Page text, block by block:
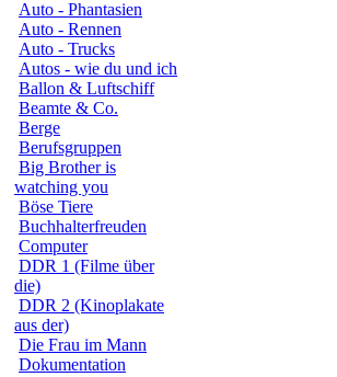
Auto - Phantasien
Auto - Rennen
Auto - Trucks
Autos - wie du und ich
Ballon & Luftschiff
Beamte & Co.
Berge
Berufsgruppen
Big Brother is
watching you
Böse Tiere
Buchhalterfreuden
Computer
DDR 1 (Filme über
die)
DDR 2 (Kinoplakate
aus der)
Die Frau im Mann
Dokumentation